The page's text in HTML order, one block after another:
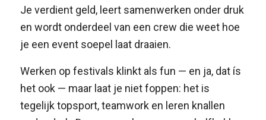
Je verdient geld, leert samenwerken onder druk
en wordt onderdeel van een crew die weet hoe
je een event soepel laat draaien.
Werken op festivals klinkt als fun — en ja, dat ís
het ook — maar laat je niet foppen: het is
tegelijk topsport, teamwork en leren knallen